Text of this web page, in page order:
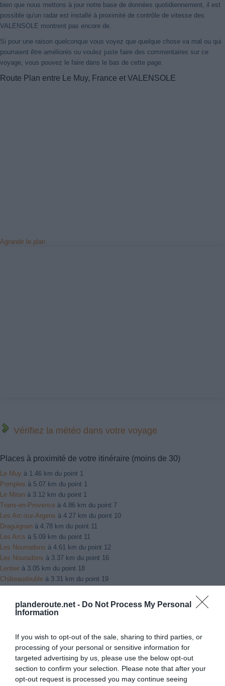
planderoute.net - Do Not Process My Personal
Information
If you wish to opt-out of the sale, sharing to third parties, or
processing of your personal or sensitive information for
targeted advertising by us, please use the below opt-out
section to confirm your selection. Please note that after your
opt-out request is processed you may continue seeing
bien que nous mettons à jour notre base de données quotidiennement, il est
possible qu'un radar est installé à proximité de contrôle de vitesse des
VALENSOLE montrent pas encore de.
Si pour une raison quelconque vous voyez que quelque chose va mal ou qui
pourraient être améliorés ou voulez juste faire des commentaires sur ce
voyage, vous pouvez le faire dans le bas de cette page.
Route Plan entre Le Muy, France et VALENSOLE
Agrandir le plan
Vérifiez la météo dans votre voyage
Places à proximité de votre itinéraire (moins de 30)
Le Muy à 1.46 km du point 1
Pomples à 5.07 km du point 1
Le Mitan à 3.12 km du point 1
Trans-en-Provence à 4.86 km du point 7
Les Arc-sur-Argens à 4.27 km du point 10
Draguignan à 4.78 km du point 11
Les Arcs à 5.09 km du point 11
Les Nourradons à 4.61 km du point 12
Les Nouradons à 3.37 km du point 16
Lentier à 3.05 km du point 18
Châteaudouble à 3.31 km du point 19
Tourtour
à 5.15 km du point 21
Ampusà 2.16 km du point 21
Vérignon
à 0.69 km du point 22
Villecroze
à 7.82 km du point 22
Moissac-Bellevue
à 5.99 km du point 23
à 6.90 km du point 25
Sainte-Croix-de-Verdon
à 4.29 km du point 26